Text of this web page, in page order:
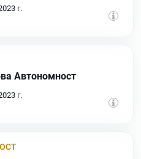
г.
Автономност
г.